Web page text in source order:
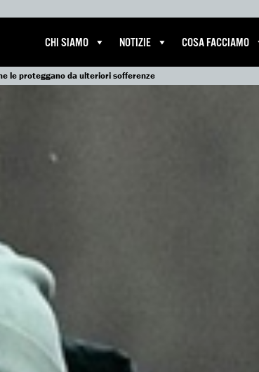
CHI SIAMO NOTIZIE COSA FACCIAMO
le proteggano da ulteriori sofferenze